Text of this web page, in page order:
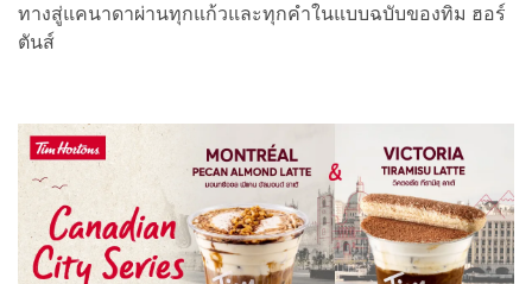
ทางสู่แคนาดาผ่านทุกแก้วและทุกคำในแบบฉบับของทิม ฮอร์
ตันส์